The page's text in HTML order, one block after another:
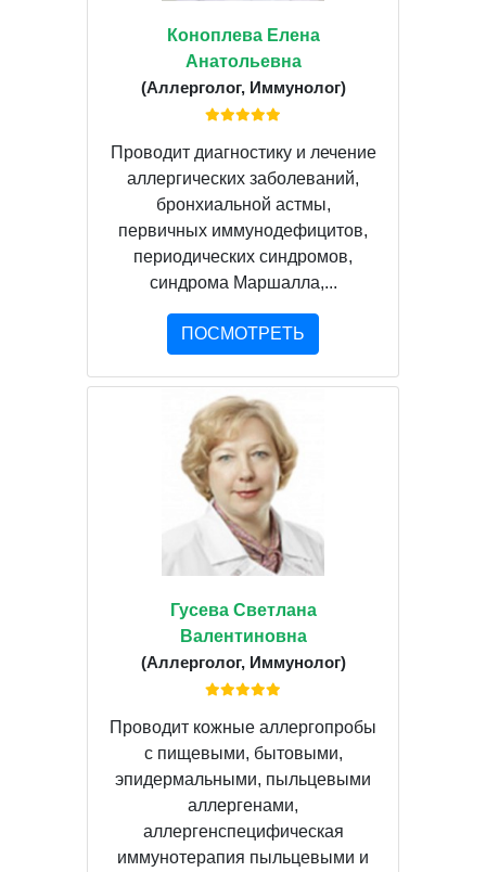
Коноплева Елена
Анатольевна
(Аллерголог, Иммунолог)
Проводит диагностику и лечение
аллергических заболеваний,
бронхиальной астмы,
первичных иммунодефицитов,
периодических синдромов,
синдрома Маршалла,...
ПОСМОТРЕТЬ
Гусева Светлана
Валентиновна
(Аллерголог, Иммунолог)
Проводит кожные аллергопробы
с пищевыми, бытовыми,
эпидермальными, пыльцевыми
аллергенами,
аллергенспецифическая
иммунотерапия пыльцевыми и